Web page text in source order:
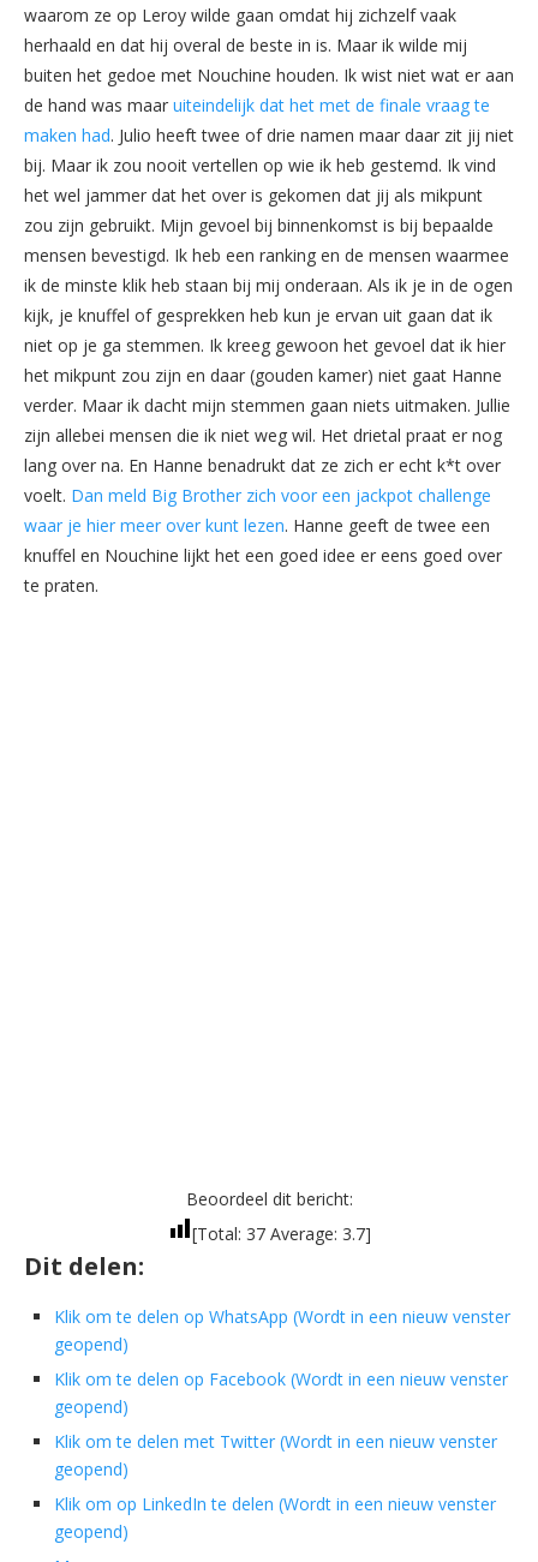
waarom ze op Leroy wilde gaan omdat hij zichzelf vaak
herhaald en dat hij overal de beste in is. Maar ik wilde mij
buiten het gedoe met Nouchine houden. Ik wist niet wat er aan
de hand was maar uiteindelijk dat het met de finale vraag te
maken had. Julio heeft twee of drie namen maar daar zit jij niet
bij. Maar ik zou nooit vertellen op wie ik heb gestemd. Ik vind
het wel jammer dat het over is gekomen dat jij als mikpunt
zou zijn gebruikt. Mijn gevoel bij binnenkomst is bij bepaalde
mensen bevestigd. Ik heb een ranking en de mensen waarmee
ik de minste klik heb staan bij mij onderaan. Als ik je in de ogen
kijk, je knuffel of gesprekken heb kun je ervan uit gaan dat ik
niet op je ga stemmen. Ik kreeg gewoon het gevoel dat ik hier
het mikpunt zou zijn en daar (gouden kamer) niet gaat Hanne
verder. Maar ik dacht mijn stemmen gaan niets uitmaken. Jullie
zijn allebei mensen die ik niet weg wil. Het drietal praat er nog
lang over na. En Hanne benadrukt dat ze zich er echt k*t over
voelt. Dan meld Big Brother zich voor een jackpot challenge
waar je hier meer over kunt lezen. Hanne geeft de twee een
knuffel en Nouchine lijkt het een goed idee er eens goed over
te praten.
Beoordeel dit bericht:
[Total: 37Average: 3.7]
Dit delen:
Klik om te delen op WhatsApp (Wordt in een nieuw venster
geopend)
Klik om te delen op Facebook (Wordt in een nieuw venster
geopend)
Klik om te delen met Twitter (Wordt in een nieuw venster
geopend)
Klik om op LinkedIn te delen (Wordt in een nieuw venster
geopend)